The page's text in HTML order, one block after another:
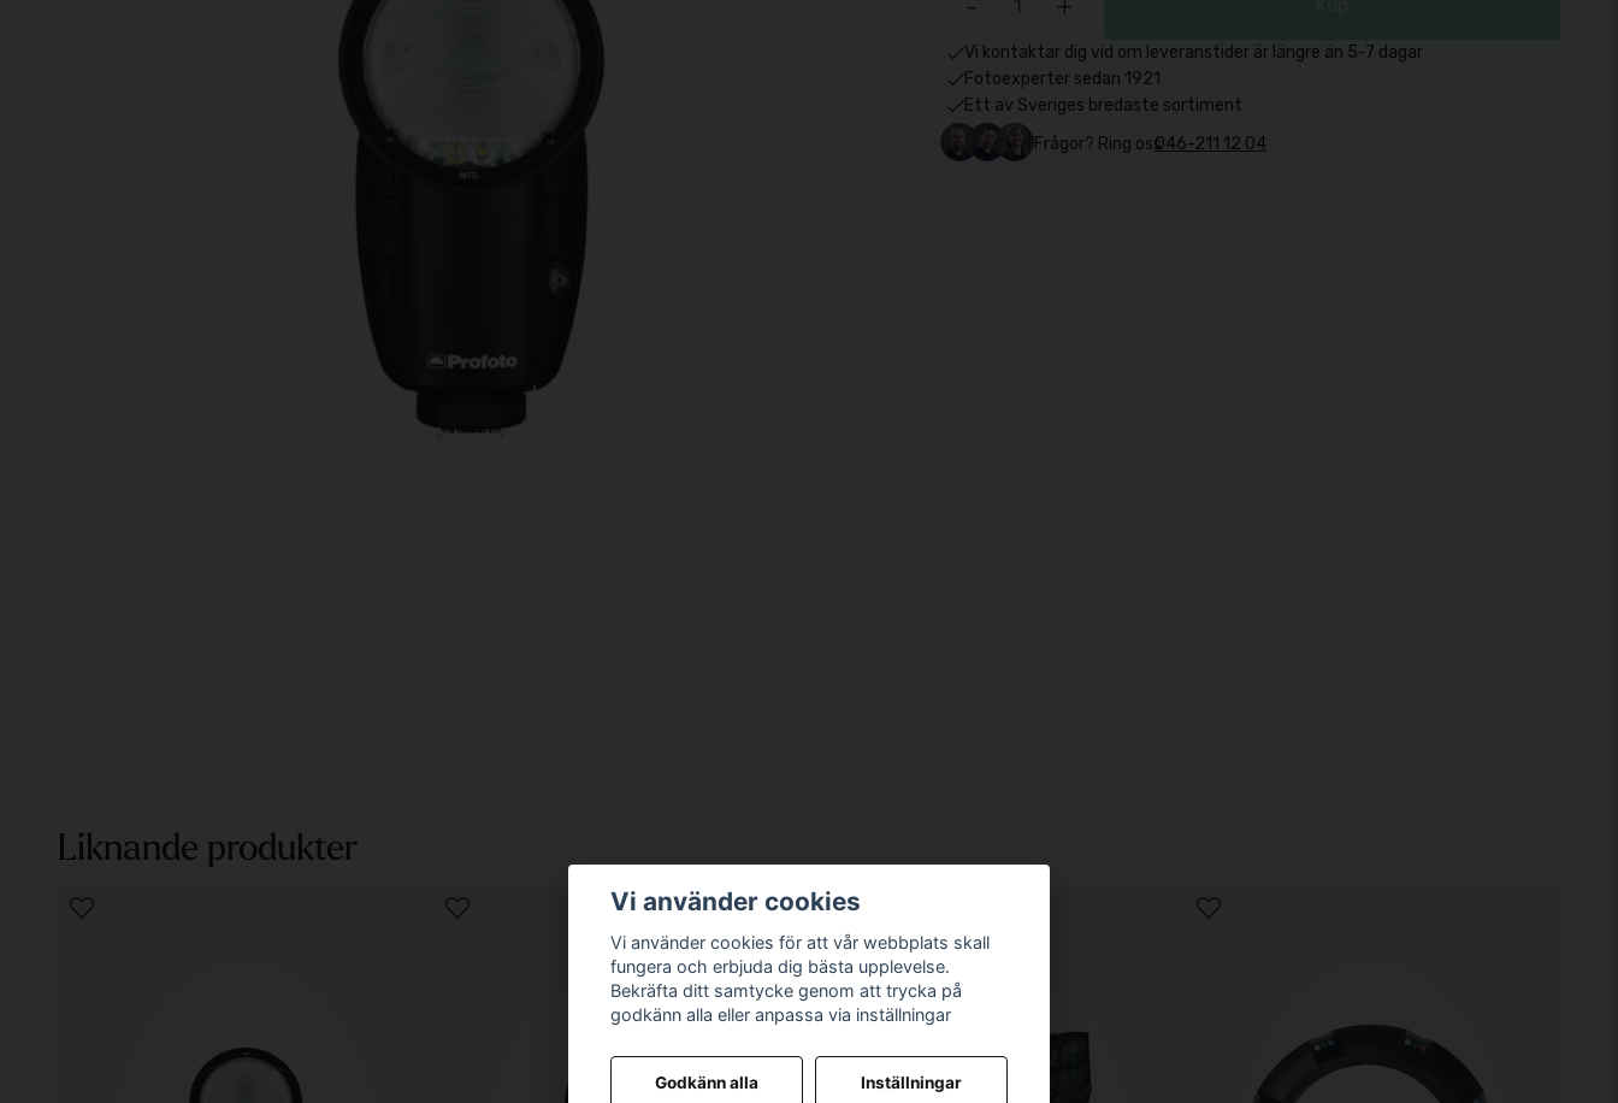
Vi kontaktar dig vid om leveranstider är längre än 5-7 dagar
Fotoexperter sedan 1921
Ett av Sveriges bredaste sortiment
Frågor? Ring oss046-211 12 04
Liknande produkter
Vi använder cookies
Vi använder cookies för att vår webbplats skall
fungera och erbjuda dig bästa upplevelse.
Bekräfta ditt samtycke genom att trycka på
godkänn alla eller anpassa via inställningar
Godkänn alla Inställningar